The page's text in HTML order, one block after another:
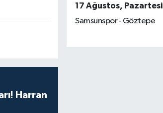
Harran
17 Ağustos, Pazartesi
Samsunspor - Göztepe